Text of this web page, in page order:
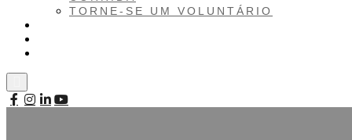
TORNE-SE UM VOLUNTÁRIO